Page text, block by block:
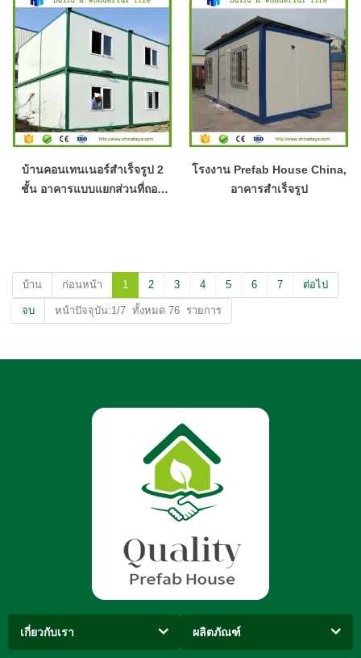
บ้านคอนเทนเนอร์สำเร็จรูป 2
ชั้น อาคารแบบแยกส่วนที่ถอด
โรงงาน Prefab House China,
อาคารสำเร็จรูป
บ้าน ก่อนหน้า 1 2 3 4 5 6 7 ต่อไป
จบ หน้าปัจจุบัน:1/7 ทั้งหมด 76 รายการ
เกี่ยวกับเรา ผลิตภัณฑ์